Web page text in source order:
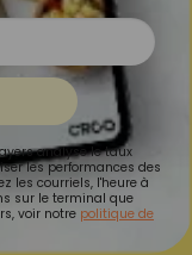
analyse le taux
les performances des
les courriels, l'heure à
sur le terminal que
voir notre politique de